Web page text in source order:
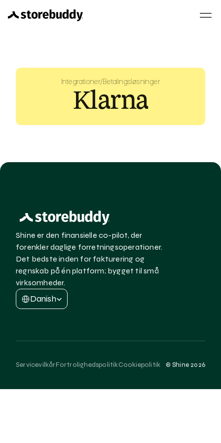
Integrationer/Betalingsløsninger
Klarna
Shine er den finansielle co-pilot, der
forenkler daglige forretningsoperationer.
Det bedste inden for fakturering og
regnskab på én platform; bygget til små
virksomheder.
Select Language
Danish
ServicevilkårFortrolighedspolitikCookiepolitik © Shine 2026